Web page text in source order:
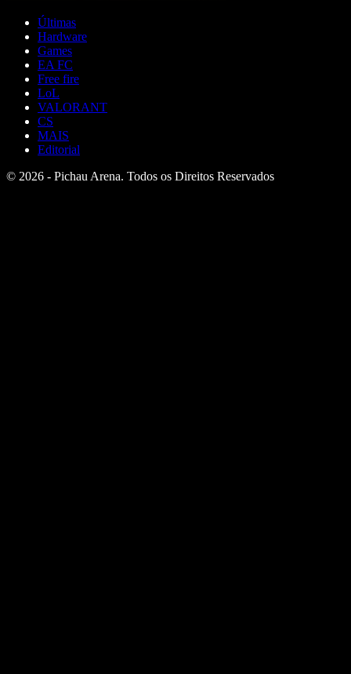
Últimas
Hardware
Games
EA FC
Free fire
LoL
VALORANT
CS
MAIS
Editorial
© 2026 - Pichau Arena. Todos os Direitos Reservados